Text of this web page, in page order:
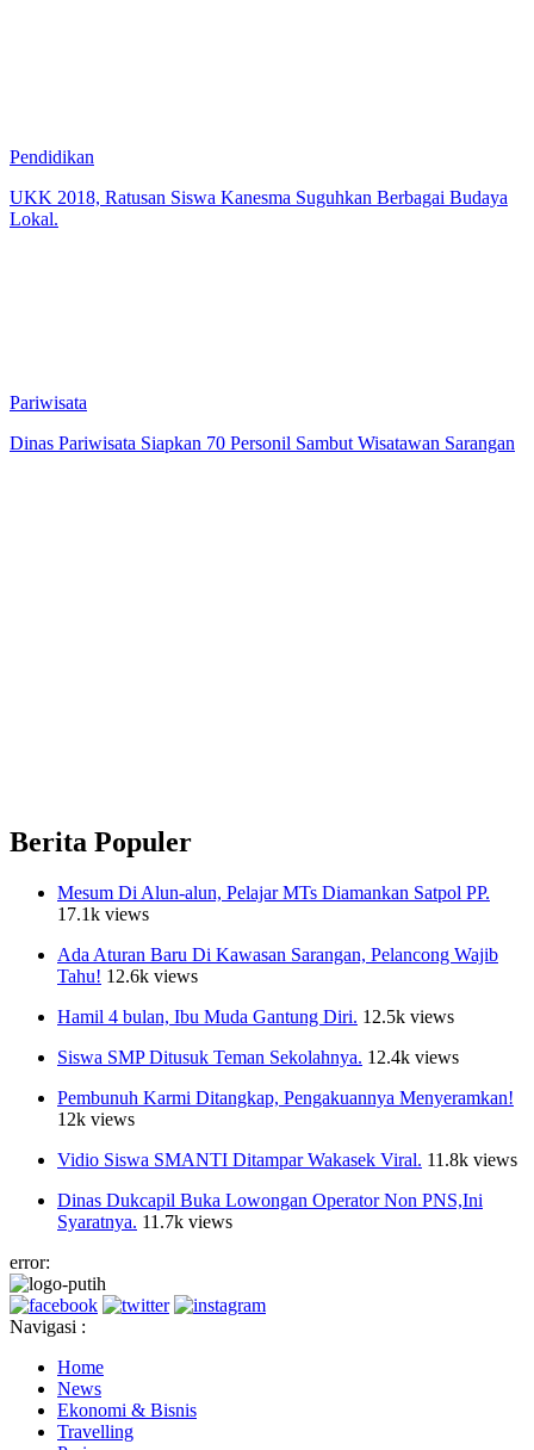
Pendidikan
UKK 2018, Ratusan Siswa Kanesma Suguhkan Berbagai Budaya
Lokal.
Pariwisata
Dinas Pariwisata Siapkan 70 Personil Sambut Wisatawan Sarangan
Berita Populer
Mesum Di Alun-alun, Pelajar MTs Diamankan Satpol PP.
17.1k views
Ada Aturan Baru Di Kawasan Sarangan, Pelancong Wajib
Tahu! 12.6k views
Hamil 4 bulan, Ibu Muda Gantung Diri. 12.5k views
Siswa SMP Ditusuk Teman Sekolahnya. 12.4k views
Pembunuh Karmi Ditangkap, Pengakuannya Menyeramkan!
12k views
Vidio Siswa SMANTI Ditampar Wakasek Viral. 11.8k views
Dinas Dukcapil Buka Lowongan Operator Non PNS,Ini
Syaratnya. 11.7k views
error:
Navigasi :
Home
News
Ekonomi & Bisnis
Travelling